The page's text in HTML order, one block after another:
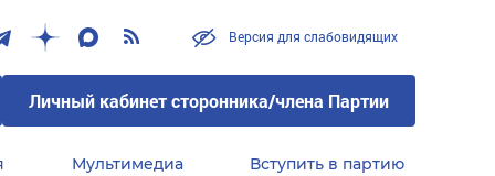
Версия для слабовидящих
Личный кабинет сторонника/члена Партии
Мультимедиа Вступить в партию